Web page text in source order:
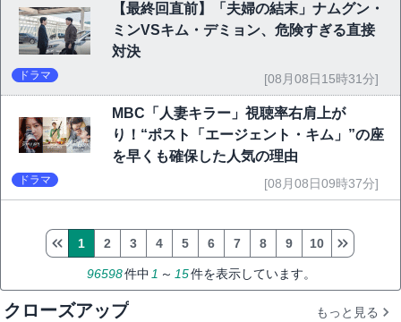
【最終回直前】「夫婦の結末」ナムグン・
ミンVSキム・デミョン、危険すぎる直接
対決
ドラマ [08月08日15時31分]
MBC「人妻キラー」視聴率右肩上が
り！“ポスト「エージェント・キム」”の座
を早くも確保した人気の理由
ドラマ [08月08日09時37分]
96598件中 1 ～ 15件を表示しています。
1 2 3 4 5 6 7 8 9 10
クローズアップ もっと見る